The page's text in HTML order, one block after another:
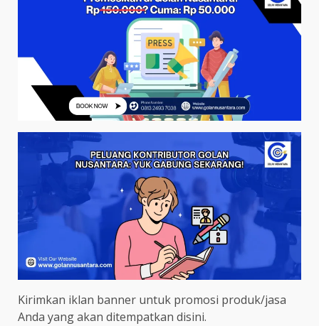
Kirimkan iklan banner untuk promosi produk/jasa
Anda yang akan ditempatkan disini.